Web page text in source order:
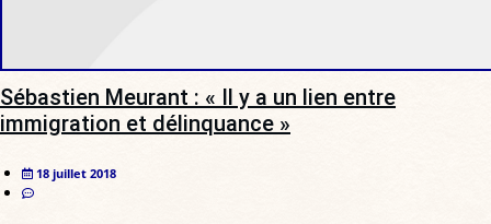
Sébastien Meurant : « Il y a un lien entre
immigration et délinquance »
18 juillet 2018